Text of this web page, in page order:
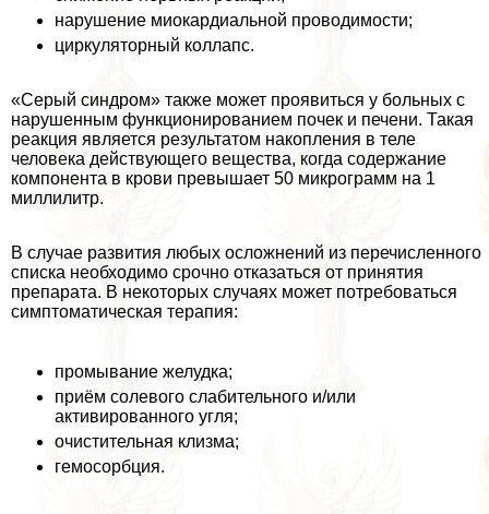
нарушение миокардиальной проводимости;
циркуляторный коллапс.
«Серый синдром» также может проявиться у больных с
нарушенным функционированием почек и печени. Такая
реакция является результатом накопления в теле
человека действующего вещества, когда содержание
компонента в крови превышает 50 микрограмм на 1
миллилитр.
В случае развития любых осложнений из перечисленного
списка необходимо срочно отказаться от принятия
препарата. В некоторых случаях может потребоваться
симптоматическая терапия:
промывание желудка;
приём солевого слабительного и/или
активированного угля;
очистительная клизма;
гемосорбция.